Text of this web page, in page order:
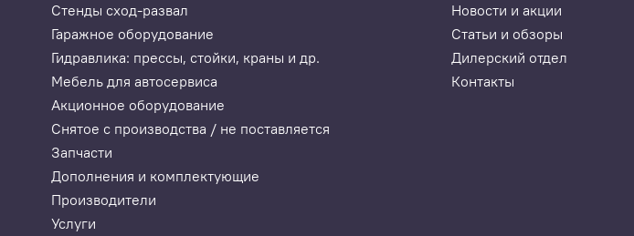
Стенды сход-развал
Гаражное оборудование
Гидравлика: прессы, стойки, краны и др.
Мебель для автосервиса
Акционное оборудование
Снятое с производства / не поставляется
Запчасти
Дополнения и комплектующие
Производители
Услуги
Новости и акции
Статьи и обзоры
Дилерский отдел
Контакты